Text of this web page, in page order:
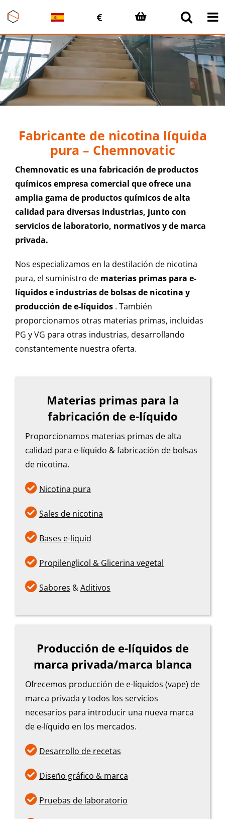
contenido
Fabricante de nicotina líquida
pura – Chemnovatic
Chemnovatic es una fabricación de productos
químicosempresa comercial que ofrece una
amplia gama de productos químicos de alta
calidad para diversas industrias, junto con
servicios de laboratorio, normativos y de marca
privada.
Nos especializamos en la destilación de nicotina
pura, el suministro de materias primas para e-
líquidose industrias de bolsas de nicotina y
producción de e-líquidos . También
proporcionamos otras materias primas, incluidas
PG y VG para otras industrias, desarrollando
constantemente nuestra oferta.
Materias primas para la
fabricación de e-líquido
Proporcionamos materias primas de alta
calidad para e-líquido & fabricación de bolsas
de nicotina.
 Nicotina pura
Sales de nicotina
 Bases e-liquid
 Propilenglicol & Glicerina vegetal
Sabores &Aditivos
Producción de e-líquidos de
marca privada/marca blanca
Ofrecemos producción de e-líquidos (vape) de
marca privada y todos los servicios
necesarios para introducir una nueva marca
de e-líquido en los mercados.
 Desarrollo de recetas
 Diseño gráfico & marca
 Pruebas de laboratorio